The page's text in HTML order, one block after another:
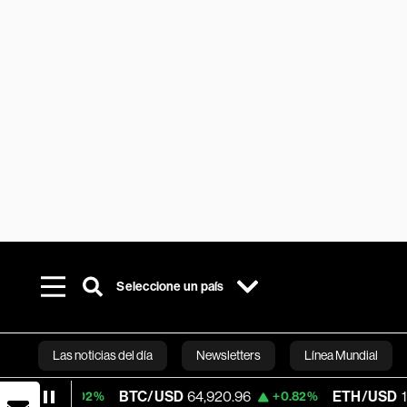
Seleccione un país
Las noticias del día Newsletters Línea Mundial
Bloomberg
BTC/USD 64,920.96 +0.82% ETH/USD